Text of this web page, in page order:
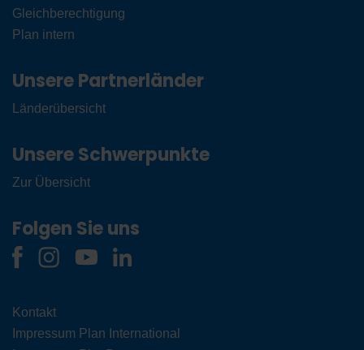
Gleichberechtigung
Plan intern
Unsere Partnerländer
Länderübersicht
Unsere Schwerpunkte
Zur Übersicht
Folgen Sie uns
Kontakt
Impressum Plan International